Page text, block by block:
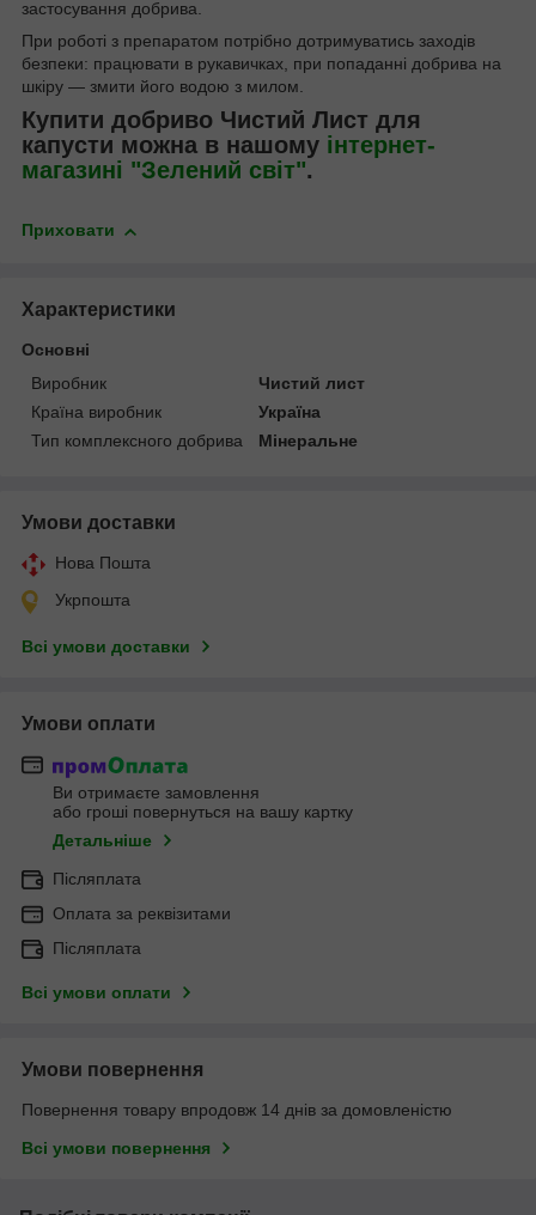
застосування добрива.
При роботі з препаратом потрібно дотримуватись заходів
безпеки: працювати в рукавичках, при попаданні добрива на
шкіру — змити його водою з милом.
Купити добриво Чистий Лист для
капусти можна в нашому інтернет-
магазині "Зелений світ".
Приховати
Характеристики
Основні
Виробник
Чистий лист
Країна виробник
Україна
Тип комплексного добрива
Мінеральне
Умови доставки
Нова Пошта
Укрпошта
Всі умови доставки
Умови оплати
Ви отримаєте замовлення
або гроші повернуться на вашу картку
Детальніше
Післяплата
Оплата за реквізитами
Післяплата
Всі умови оплати
Умови повернення
Повернення товару впродовж 14 днів за домовленістю
Всі умови повернення